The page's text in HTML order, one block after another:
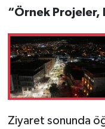
“Örnek Projeler,
Ziyaret sonunda